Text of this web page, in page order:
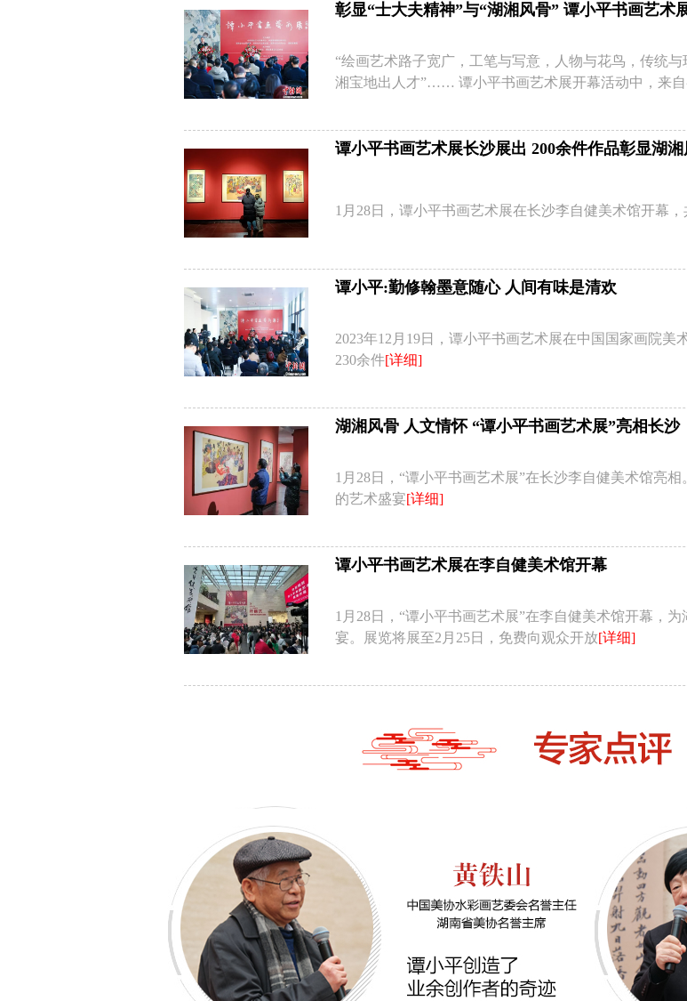
彰显“士大夫精神”与“湖湘风骨” 谭小平书画艺术
“绘画艺术路子宽广，工笔与写意，人物与花鸟，传统
湘宝地出人才”…… 谭小平书画艺术展开幕活动中，来
谭小平书画艺术展长沙展出 200余件作品彰显湖
1月28日，谭小平书画艺术展在长沙李自健美术馆开幕
谭小平:勤修翰墨意随心 人间有味是清欢
2023年12月19日，谭小平书画艺术展在中国国家画院
230余件[详细]
湖湘风骨 人文情怀 “谭小平书画艺术展”亮相长沙
1月28日，“谭小平书画艺术展”在长沙李自健美术馆亮
的艺术盛宴[详细]
谭小平书画艺术展在李自健美术馆开幕
1月28日，“谭小平书画艺术展”在李自健美术馆开幕，
宴。展览将展至2月25日，免费向观众开放[详细]